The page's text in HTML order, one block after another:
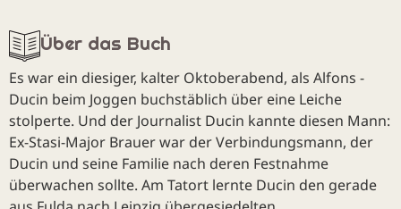
Über das Buch
Es war ein diesiger, kalter Oktoberabend, als Alfons ­
Ducin beim Joggen buchstäblich über eine Leiche
stolperte. Und der Journalist Ducin kannte diesen Mann:
Ex-Stasi-Major Brauer war der Verbindungsmann, der
Ducin und seine Familie nach deren Festnahme
überwachen sollte. Am Tatort lernte Ducin den gerade